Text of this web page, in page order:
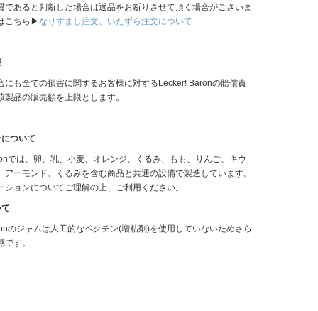
あると判断した場合は返品をお断りさせて頂く場合がございま
こちら▶ なりすまし注文、いたずら注文について
にも全ての損害に関するお客様に対するLecker! Baronの賠償責
製品の販売額を上限とします。
ついて
では、卵、乳、小麦、オレンジ、くるみ、もも、りんご、キウ
アーモンド、くるみを含む商品と共通の設備で製造しています。
ションについてご理解の上、ご利用ください。
のジャムは人工的なペクチン(増粘剤)を使用していないためさら
す。